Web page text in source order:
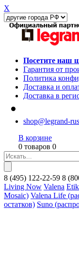
X
Посетите наш
Гарантия от
Политика
Доставка и
Доставка в
shop@legrand-
В корзине
0 товаров 0
8 (495) 122-22-59 8
Living Now Valena
Mosaic) Valena Life
остатков) Suno